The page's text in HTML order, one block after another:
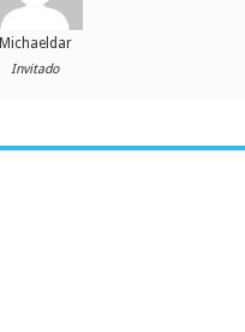
Michaeldar
Invitado